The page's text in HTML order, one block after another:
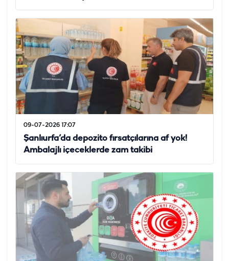
09-07-2026 17:07
Şanlıurfa’da depozito fırsatçılarına af yok!
Ambalajlı içeceklerde zam takibi